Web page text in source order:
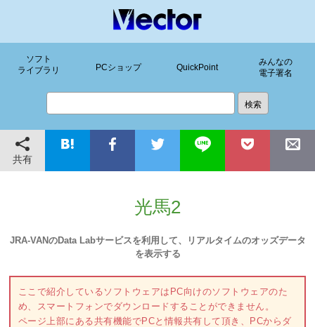
ソフト
ライブラリ
PCショップ QuickPoint
みんなの
電子署名
共有
光馬2
JRA-VANのData Labサービスを利用して、リアルタイムのオッズデータ
を表示する
ここで紹介しているソフトウェアはPC向けのソフトウェアのた
め、スマートフォンでダウンロードすることができません。
ページ上部にある共有機能でPCと情報共有して頂き、PCからダ